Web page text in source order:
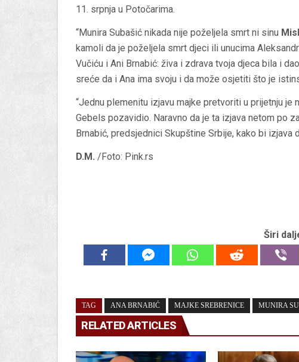
11. srpnja u Potočarima.
“Munira Subašić nikada nije poželjela smrt ni sinu
kamoli da je poželjela smrt djeci ili unucima
Vučiću i Ani Brnabić: živa i zdrava tvoja djeca bila i
sreće da i Ana ima svoju i da može osjetiti što je
“Jednu plemenitu izjavu majke pretvoriti u prijetnju je
Gebels pozavidio. Naravno da je ta izjava netom po
Brnabić, predsjednici Skupštine Srbije, kako bi izjava
D.M. /Foto: Pink.rs
Širi
TAG ANA BRNABIĆ MAJKE SREBRENICE MUNIRA
RELATED ARTICLES